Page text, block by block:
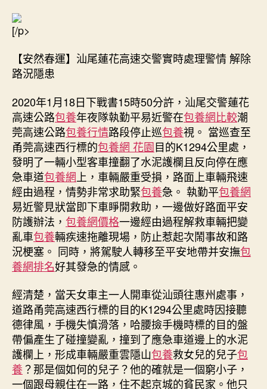
失
事
查
包
養
網
站
比
擬..〉
中
[/p>
【安然春運】汕尾蓮花高速交警實時處理警情 解除
路況隱患
2020年1月18日下戰書15時50分許，汕尾交警蓮花
高速公路包養年夜隊執勤平易近警在包養網比較潮
莞高速公路包養行情路段停止巡包養視。 當巡查至
甬莞高速西行標的包養網 花園目的K1294公里處，
發明了一輛小型客車撞翻了水泥護欄且反向停在應
急車道包養網 上，車輛嚴重受損，路面上車輛飛速
經由過程，情勢非常求助緊包養急。 執勤平包養網
易近警見狀當即下車睜開救助，一邊做好路面平安
防護辦法， 包養網價格一邊經由過程解救車輛把變
亂車包養輛疾速拖離現場，防止惹起次鬧事故和路
況梗塞。 同時，將駕駛人轉移至平安地帶并安撫包
養網排名好其發急的情感。
經清楚，當天女車主一人開車從汕頭往惠州處事，
道路甬莞高速西行標的目的K1294公里處時因接聽
德律風，手機失慎滑落，哈腰撿手機時標的目的盤
帶偏產生了碰撞變亂，撞到了應急車道邊上的水泥
護欄上，形成車輛嚴重雲隱山包養救女兒的兒子包
養？那是個如何的兒子？他的確就是一個窮小子，
一個跟母親住在一路，住不起京城的貧民家。他只